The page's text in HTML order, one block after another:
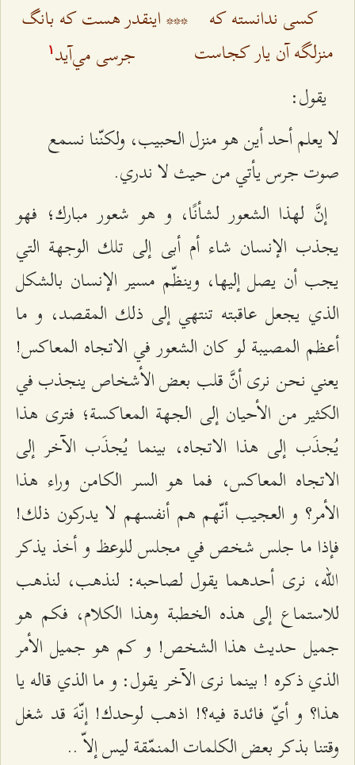
كسی ندانسته كه
منزلگه آن يار كجاست
***اينقدر هست كه بانگ
جرسى مي‌آيد ۱
يقول:
لا يعلم أحد أين هو منزل الحبيب، ولكنّنا نسمع
صوت جرس يأتي من حيث لا ندري.‌
إنَّ لهذا الشعور لشأنًا، و هو شعور مبارك؛ فهو
يجذب الإنسان شاء أم أبى إلى تلك الوجهة التي
يجب أن يصل إليها، وينظّم مسير الإنسان بالشكل
الذي يجعل عاقبته تنتهي إلى ذلك المقصد، و ما
أعظم المصيبة لو كان الشعور في الاتجاه المعاكس!
يعني نحن نرى أنَّ قلب بعض الأشخاص ينجذب في
الكثير من الأحيان إلى الجهة المعاكسة؛ فترى هذا
يُجذَب إلى هذا الاتجاه، بينما يُجذَب الآخر إلى
الاتجاه المعاكس، فما هو السر الكامن وراء هذا
الأمر؟ و العجيب أنّهم هم أنفسهم لا يدركون ذلك!
فإذا ما جلس شخص في مجلس للوعظ و أخذ يذكر
الله، نرى أحدهما يقول لصاحبه: لنذهب، لنذهب
للاستماع إلى هذه الخطبة وهذا الكلام، فكم هو
جميل حديث هذا الشخص! و كم هو جميل الأمر
الذي ذكره ! بينما نرى الآخر يقول: و ما الذي قاله يا
هذا؟ و أيّ فائدة فيه؟! اذهب لوحدك! إنّهَ قد شغل
وقتنا بذكر بعض الكلمات المنمّقة ليس إلاّ ..